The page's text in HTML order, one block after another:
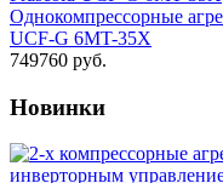
Однокомпрессорные
UCF-G 6MT-35X
749760 руб.
Новинки